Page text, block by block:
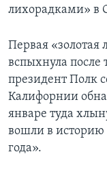
НЬЮ-ЙОРК NEW
ТЕСТЫ
ВИДЕО
Learning English
СОЦИАЛЬНЫЕ СЕТИ
лихорадками» в
Первая «золотая
вспыхнула после
президент Полк
Калифорнии
январе туда
вошли в историю
года».